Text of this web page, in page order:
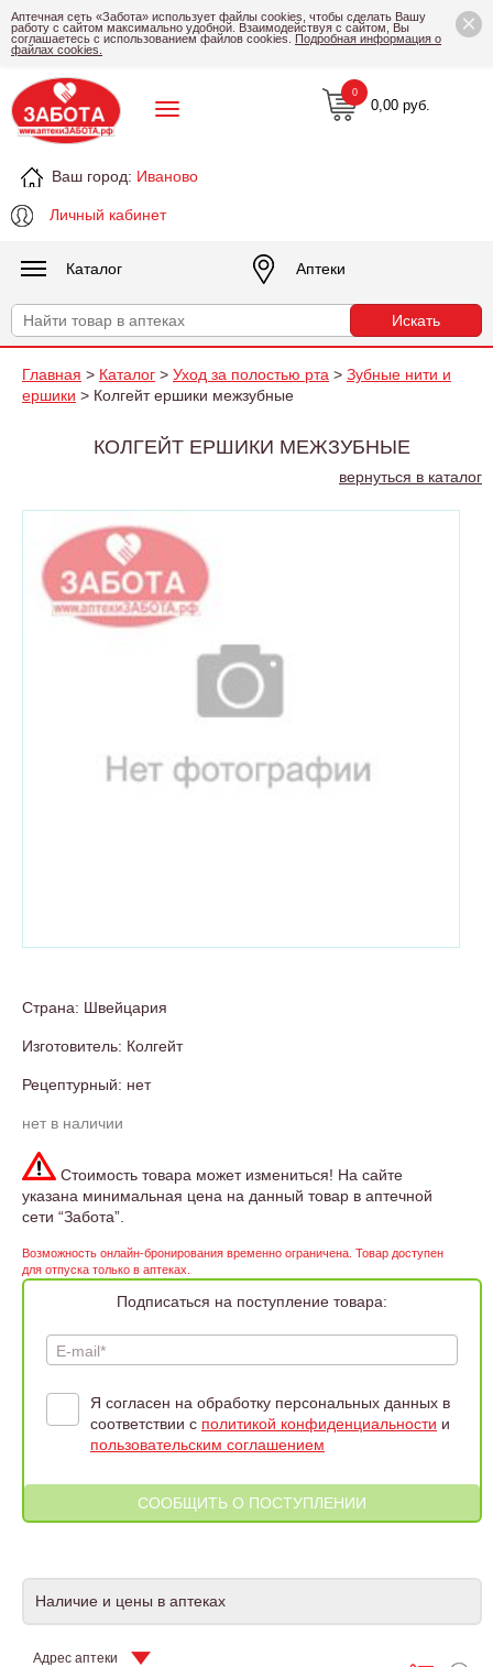
×
Аптечная сеть «Забота» использует файлы cookies, чтобы сделать Вашу
работу с сайтом максимально удобной. Взаимодействуя с сайтом, Вы
соглашаетесь с использованием файлов cookies. Подробная информация о
файлах cookies.
Ваш город: Иваново
Личный кабинет
0,00 руб.
0
Каталог Аптеки
Главная > Каталог > Уход за полостью рта > Зубные нити и
ершики > Колгейт ершики межзубные
КОЛГЕЙТ ЕРШИКИ МЕЖЗУБНЫЕ
вернуться в каталог
Страна: Швейцария
Изготовитель: Колгейт
Рецептурный: нет
нет в наличии
Стоимость товара может измениться! На сайте
указана минимальная цена на данный товар в аптечной
сети “Забота”.
Возможность онлайн-бронирования временно ограничена. Товар доступен
для отпуска только в аптеках.
Подписаться на поступление товара:
E-mail*
Я согласен на обработку персональных данных в
соответствии с политикой конфиденциальности и
пользовательским соглашением
Наличие и цены в аптеках
Адрес аптеки